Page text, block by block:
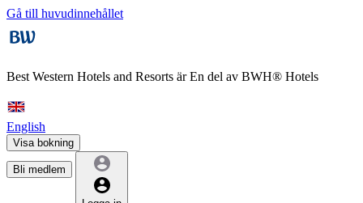
Gå till huvudinnehållet
Best Western Hotels and Resorts ärEn del av BWH® Hotels
English
Visa bokning
Bli medlem